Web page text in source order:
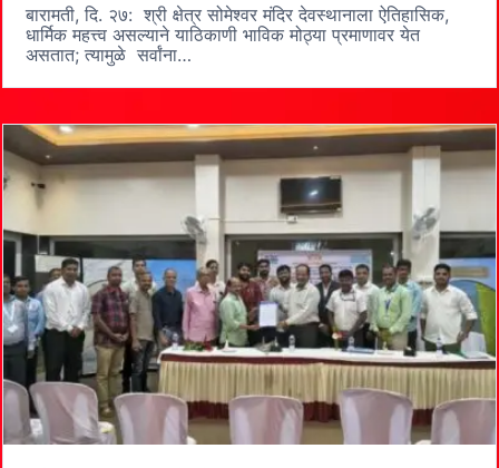
क्षेत्र
सोमेश्वर
मंदिर
परिसर
तयार
करा-
उपमुख्यमंत्री
बारामती, दि. २७: श्री क्षेत्र सोमेश्वर मंदिर देवस्थानाला ऐतिहासिक,
धार्मिक महत्त्व असल्याने याठिकाणी भाविक मोठ्या प्रमाणावर येत
असतात; त्यामुळे सर्वांना…